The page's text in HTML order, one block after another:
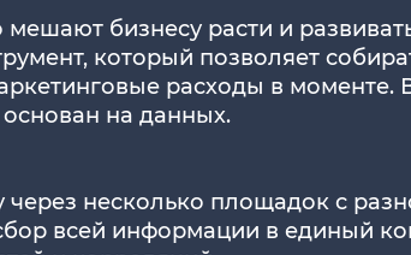
бизнесу расти и
который позволяет
расходы в
на данных.
несколько площадок с
всей информации в единый